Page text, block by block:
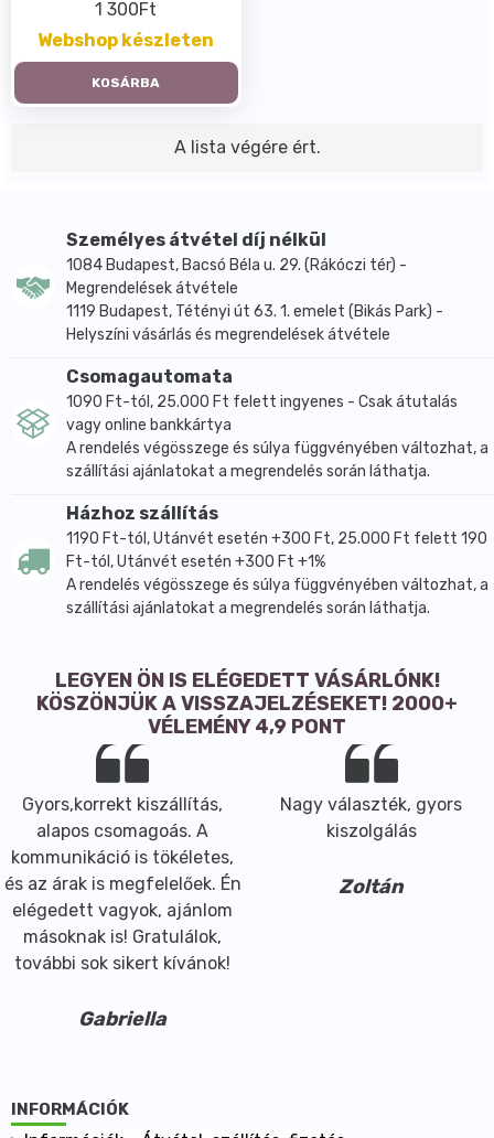
1 300Ft
Webshop készleten
KOSÁRBA
A lista végére ért.
Személyes átvétel díj nélkül
1084 Budapest, Bacsó Béla u. 29. (Rákóczi tér) -
Megrendelések átvétele
1119 Budapest, Tétényi út 63. 1. emelet (Bikás Park) -
Helyszíni vásárlás és megrendelések átvétele
Csomagautomata
1090 Ft-tól, 25.000 Ft felett ingyenes - Csak átutalás
vagy online bankkártya
A rendelés végösszege és súlya függvényében változhat, a
szállítási ajánlatokat a megrendelés során láthatja.
Házhoz szállítás
1190 Ft-tól, Utánvét esetén +300 Ft, 25.000 Ft felett 190
Ft-tól, Utánvét esetén +300 Ft +1%
A rendelés végösszege és súlya függvényében változhat, a
szállítási ajánlatokat a megrendelés során láthatja.
LEGYEN ÖN IS ELÉGEDETT VÁSÁRLÓNK!
KÖSZÖNJÜK A VISSZAJELZÉSEKET! 2000+
VÉLEMÉNY 4,9 PONT
Gyors,korrekt kiszállítás,
alapos csomagoás. A
kommunikáció is tökéletes,
és az árak is megfelelőek. Én
elégedett vagyok, ajánlom
másoknak is! Gratulálok,
további sok sikert kívánok!
Gabriella
Nagy választék, gyors
kiszolgálás
Zoltán
INFORMÁCIÓK